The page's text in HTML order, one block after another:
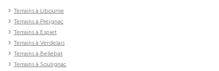
Terrains à Libourne
Terrains à Preignac
Terrains à Espiet
Terrains à Verdelais
Terrains à Bellebat
Terrains à Soulignac